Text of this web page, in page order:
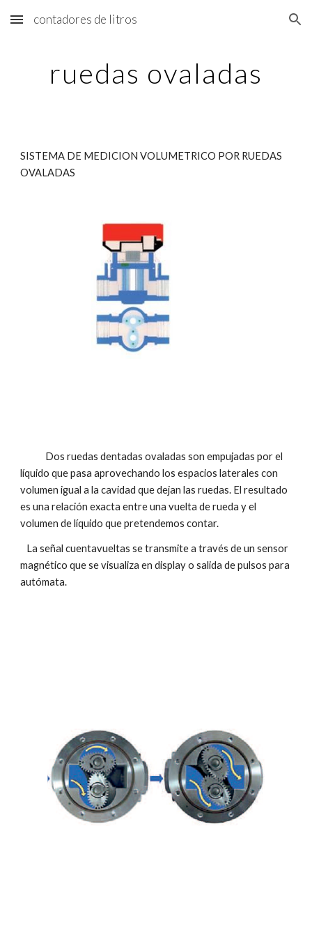
Skip to main content Skip to navigation
contadores de litros
ruedas ovaladas
SISTEMA DE MEDICION VOLUMETRICO POR RUEDAS
OVALADAS
líquido que pasa aprovechando los espacios laterales con
volumen igual a la cavidad que dejan las ruedas. El resultado
es una relación exacta entre una vuelta de rueda y el
volumen de líquido que pretendemos contar.
magnético que se visualiza en display o salida de pulsos para
autómata.